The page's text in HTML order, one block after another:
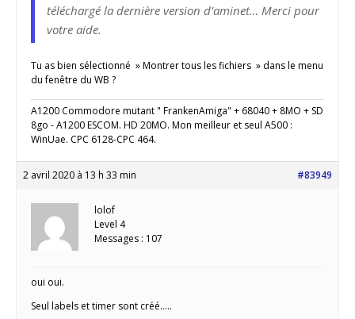
téléchargé la dernière version d’aminet… Merci pour
votre aide.
Tu as bien sélectionné » Montrer tous les fichiers » dans le menu
du fenêtre du WB ?
A1200 Commodore mutant " FrankenAmiga" + 68040 + 8MO + SD
8go - A1200 ESCOM. HD 20MO. Mon meilleur et seul A500 :
WinUae. CPC 6128-CPC 464.
2 avril 2020 à 13 h 33 min #83949
lolof
Level 4
Messages : 107
oui oui.
Seul labels et timer sont créé…..